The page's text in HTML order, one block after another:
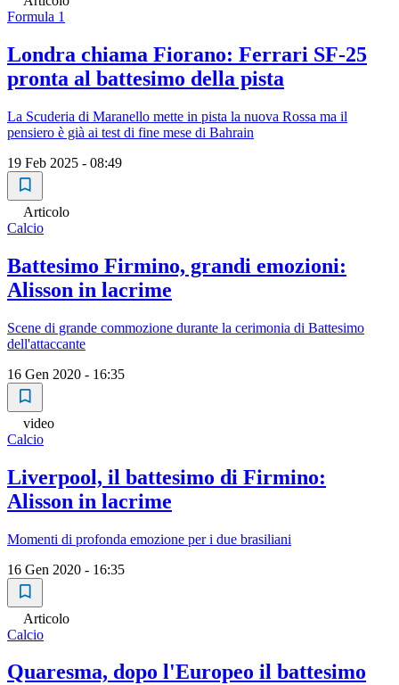
Formula 1
Londra chiama Fiorano: Ferrari SF-25
pronta al battesimo della pista
La Scuderia di Maranello mette in pista la nuova Rossa ma il
pensiero è già ai test di fine mese di Bahrain
19 Feb 2025 - 08:49
Articolo
Calcio
Battesimo Firmino, grandi emozioni:
Alisson in lacrime
Scene di grande commozione durante la cerimonia di Battesimo
dell'attaccante
16 Gen 2020 - 16:35
video
Calcio
Liverpool, il battesimo di Firmino:
Alisson in lacrime
Momenti di profonda emozione per i due brasiliani
16 Gen 2020 - 16:35
Articolo
Calcio
Quaresma, dopo l'Europeo il battesimo